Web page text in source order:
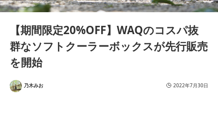
【期間限定20%OFF】WAQのコスパ抜
群なソフトクーラーボックスが先行販売
を開始
乃木みお 2022年7月30日